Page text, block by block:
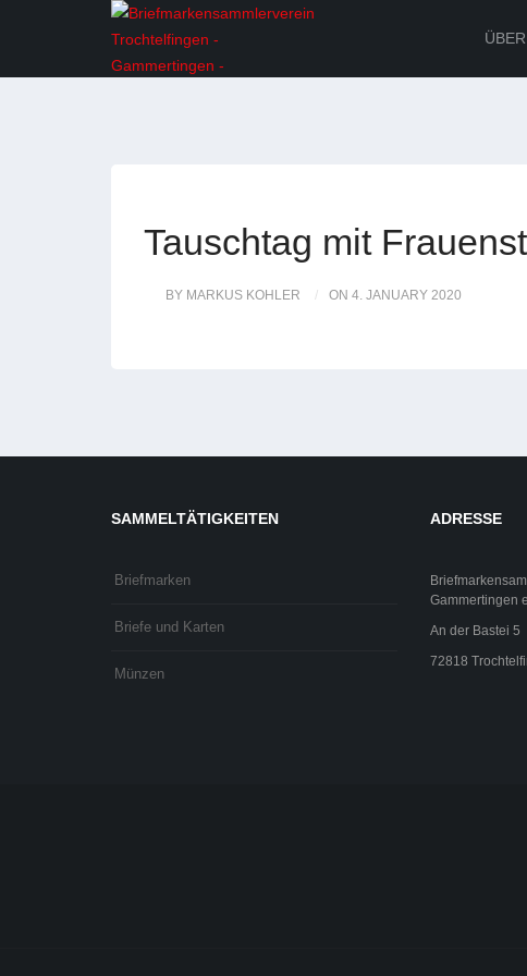
Tauschtag mit
BY MARKUS KOHLER ON 4. JANUARY 2020
SAMMELTÄTIGKEITEN
Briefmarken
Briefe und Karten
Münzen
ADRESSE
Gammertingen
An der Bastei 5
72818